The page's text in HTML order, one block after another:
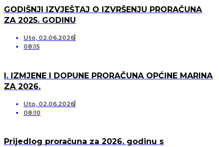
GODIŠNJI IZVJEŠTAJ O IZVRŠENJU PRORAČUNA
ZA 2025. GODINU
Uto, 02.06.2026
08:15
I. IZMJENE I DOPUNE PRORAČUNA OPĆINE MARINA
ZA 2026.
Uto, 02.06.2026
08:10
Prijedlog proračuna za 2026. godinu s